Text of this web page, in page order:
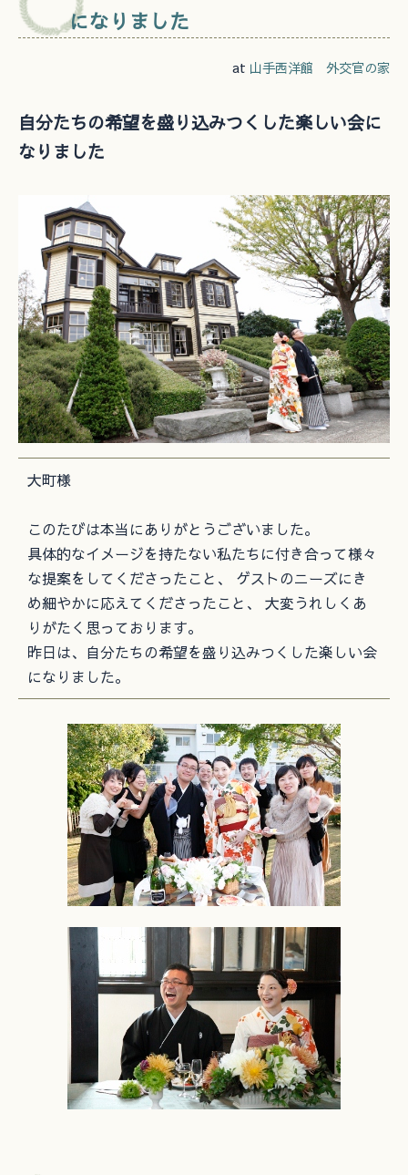
になりました
at 山手西洋館 外交官の家
自分たちの希望を盛り込みつくした楽しい会に
なりました
大町様
このたびは本当にありがとうございました。
具体的なイメージを持たない私たちに付き合って様々
な提案をしてくださったこと、 ゲストのニーズにき
め細やかに応えてくださったこと、 大変うれしくあ
りがたく思っております。
昨日は、自分たちの希望を盛り込みつくした楽しい会
になりました。